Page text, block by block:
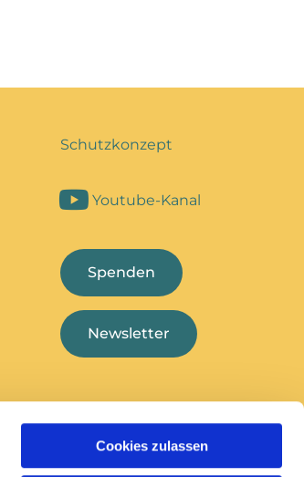
Cookies zulassen
Schutzkonzept
Youtube-Kanal
Spenden
Newsletter